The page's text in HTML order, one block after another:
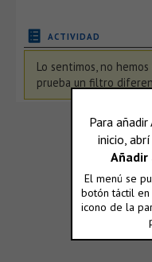
ACTIVIDAD
Lo sentimos, no
prueba un filtro